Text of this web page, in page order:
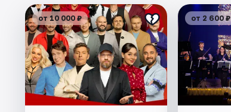
от 10 000 ₽ от 2 600 ₽